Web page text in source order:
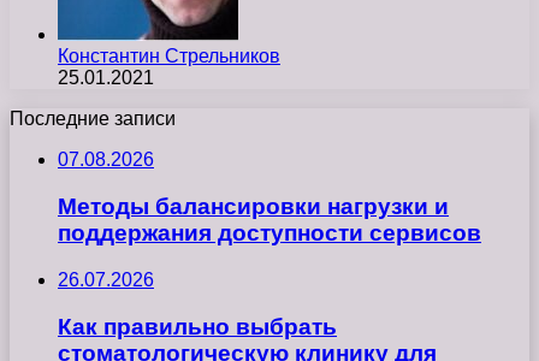
Константин Стрельников
25.01.2021
Последние записи
07.08.2026
Методы балансировки нагрузки и
поддержания доступности сервисов
26.07.2026
Как правильно выбрать
стоматологическую клинику для